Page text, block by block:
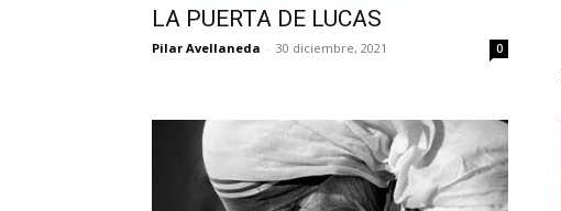
LA PUERTA DE LUCAS
Pilar Avellaneda - 30 diciembre, 2021 0